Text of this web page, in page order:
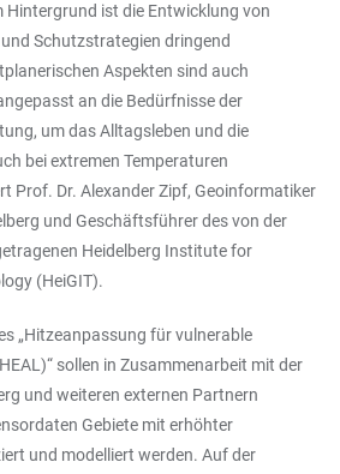
Hintergrund ist die Entwicklung von
Schutzstrategien dringend
Aspekten sind auch
an die Bedürfnisse der
um das Alltagsleben und die
bei extremen Temperaturen
Prof. Dr. Alexander Zipf, Geoinformatiker
und Geschäftsführer des von der
Heidelberg Institute for
(HeiGIT).
„Hitzeanpassung für vulnerable
sollen in Zusammenarbeit mit der
und weiteren externen Partnern
Gebiete mit erhöhter
und modelliert werden. Auf der